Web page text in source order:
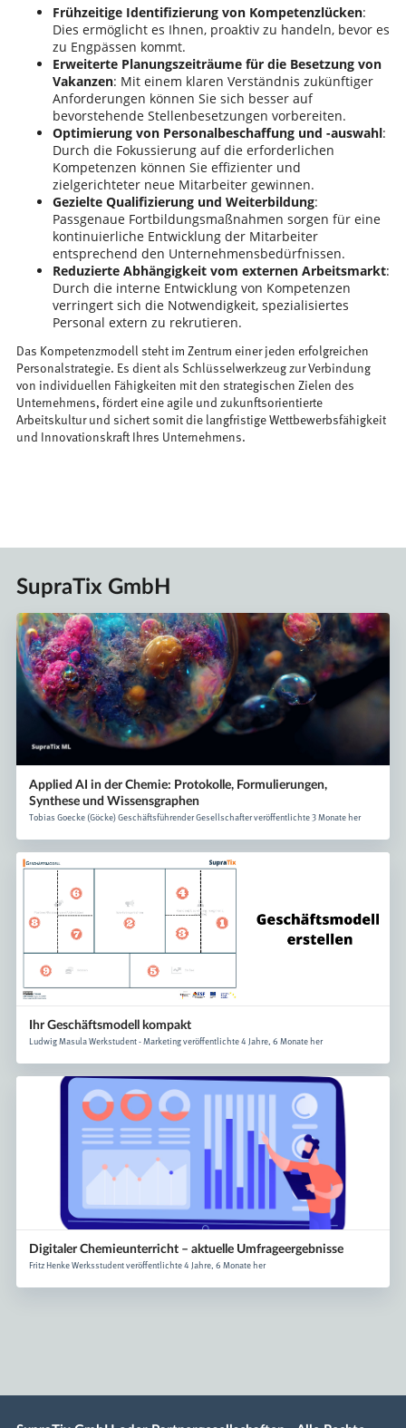
Frühzeitige Identifizierung von Kompetenzlücken:
Dies ermöglicht es Ihnen, proaktiv zu handeln, bevor es
zu Engpässen kommt.
Erweiterte Planungszeiträume für die Besetzung von
Vakanzen: Mit einem klaren Verständnis zukünftiger
Anforderungen können Sie sich besser auf
bevorstehende Stellenbesetzungen vorbereiten.
Optimierung von Personalbeschaffung und -auswahl:
Durch die Fokussierung auf die erforderlichen
Kompetenzen können Sie effizienter und
zielgerichteter neue Mitarbeiter gewinnen.
Gezielte Qualifizierung und Weiterbildung:
Passgenaue Fortbildungsmaßnahmen sorgen für eine
kontinuierliche Entwicklung der Mitarbeiter
entsprechend den Unternehmensbedürfnissen.
Reduzierte Abhängigkeit vom externen Arbeitsmarkt:
Durch die interne Entwicklung von Kompetenzen
verringert sich die Notwendigkeit, spezialisiertes
Personal extern zu rekrutieren.
Das Kompetenzmodell steht im Zentrum einer jeden erfolgreichen
Personalstrategie. Es dient als Schlüsselwerkzeug zur Verbindung
von individuellen Fähigkeiten mit den strategischen Zielen des
Unternehmens, fördert eine agile und zukunftsorientierte
Arbeitskultur und sichert somit die langfristige Wettbewerbsfähigkeit
und Innovationskraft Ihres Unternehmens.
SupraTix GmbH
Applied AI in der Chemie: Protokolle, Formulierungen,
Synthese und Wissensgraphen
Tobias Goecke (Göcke) Geschäftsführender Gesellschafter veröffentlichte 3 Monate her
Ihr Geschäftsmodell kompakt
Ludwig Masula Werkstudent - Marketing veröffentlichte 4 Jahre, 6 Monate her
Digitaler Chemieunterricht – aktuelle Umfrageergebnisse
Fritz Henke Werksstudent veröffentlichte 4 Jahre, 6 Monate her